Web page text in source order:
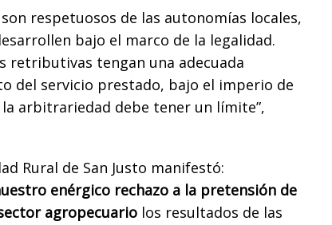
respetuosos de las autonomías locales,
bajo el marco de la legalidad.
retributivas tengan una adecuada
del servicio prestado, bajo el imperio de
arbitrariedad debe tener un límite”,
Rural de San Justo manifestó:
enérgico rechazo a la pretensión de
agropecuario los resultados de las